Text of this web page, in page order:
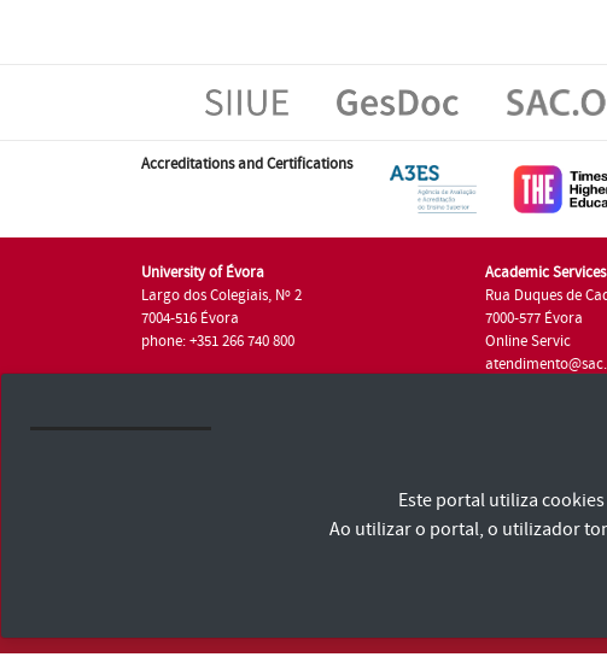
Accreditations and Certifications
University of Évora
Largo dos Colegiais, Nº 2
7004-516 Évora
phone: +351 266 740 800
Academic Services
Rua Duques de
7000-577 Évora
Online Servic
Terms and Conditions and Privacy PolicyEste portal utiliza
Ao utilizar o portal, o utilizador